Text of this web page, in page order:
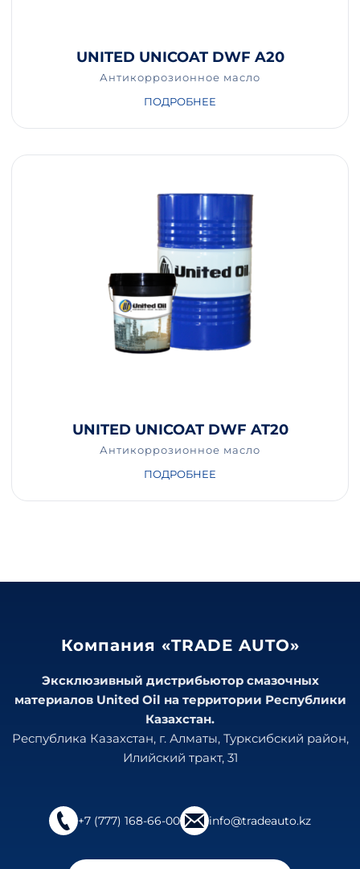
UNITED UNICOAT DWF A20
Антикоррозионное масло
ПОДРОБНЕЕ
UNITED UNICOAT DWF AT20
Антикоррозионное масло
ПОДРОБНЕЕ
Компания «TRADE AUTO»
Эксклюзивный дистрибьютор смазочных
материалов United Oil на территории Республики
Казахстан.
Республика Казахстан, г. Алматы, Турксибский район,
Илийский тракт, 31
+7 (777) 168-66-00 info@tradeauto.kz